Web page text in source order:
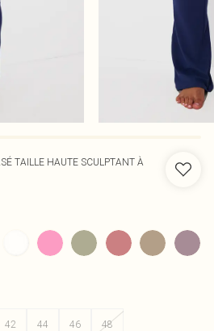
TAILLE HAUTE SCULPTANT À
42 44 46 48